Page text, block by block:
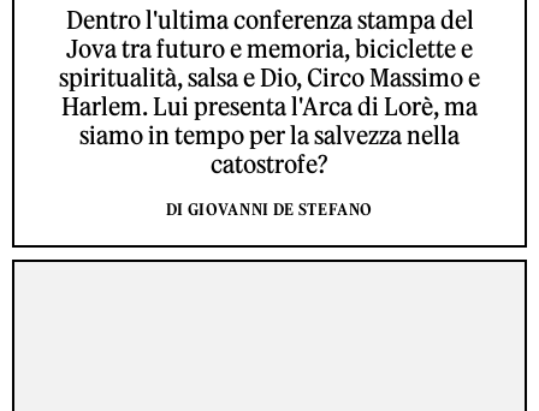
Dentro l'ultima conferenza stampa del
Jova tra futuro e memoria, biciclette e
spiritualità, salsa e Dio, Circo Massimo e
Harlem. Lui presenta l'Arca di Lorè, ma
siamo in tempo per la salvezza nella
catostrofe?
DI GIOVANNI DE STEFANO